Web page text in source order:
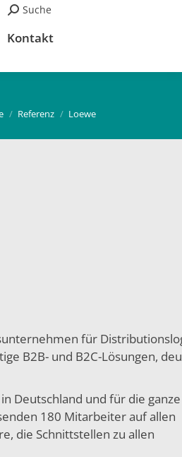
Suchen:
Suche
Kontakt
hier:Referenz Loewe
für
B2B- und B2C-Lösungen,
Deutschland und für die
180 Mitarbeiter auf allen
die Schnittstellen zu allen